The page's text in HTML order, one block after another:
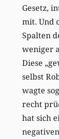
Gesetz,
mit. Und
Spalten
weniger
Diese
selbst
wagte
recht
hat sich